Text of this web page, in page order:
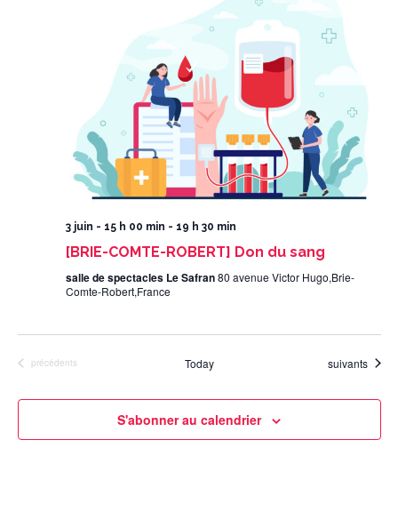
3 juin - 15 h 00 min - 19 h 30 min
[BRIE-COMTE-ROBERT] Don du sang
salle de spectacles Le Safran80 avenue Victor Hugo,Brie-
Comte-Robert,France
Évènements
précédents Today Évènements
suivants
S'abonner au calendrier